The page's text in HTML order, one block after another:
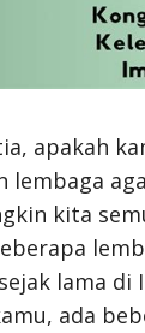
apakah
lembaga
kita
lama di
ada